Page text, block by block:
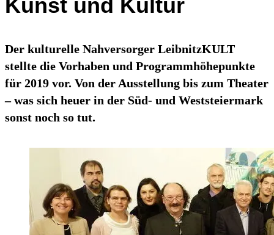
Kunst und Kultur
Der kulturelle Nahversorger LeibnitzKULT
stellte die Vorhaben und Programmhöhepunkte
für 2019 vor. Von der Ausstellung bis zum Theater
– was sich heuer in der Süd- und Weststeiermark
sonst noch so tut.